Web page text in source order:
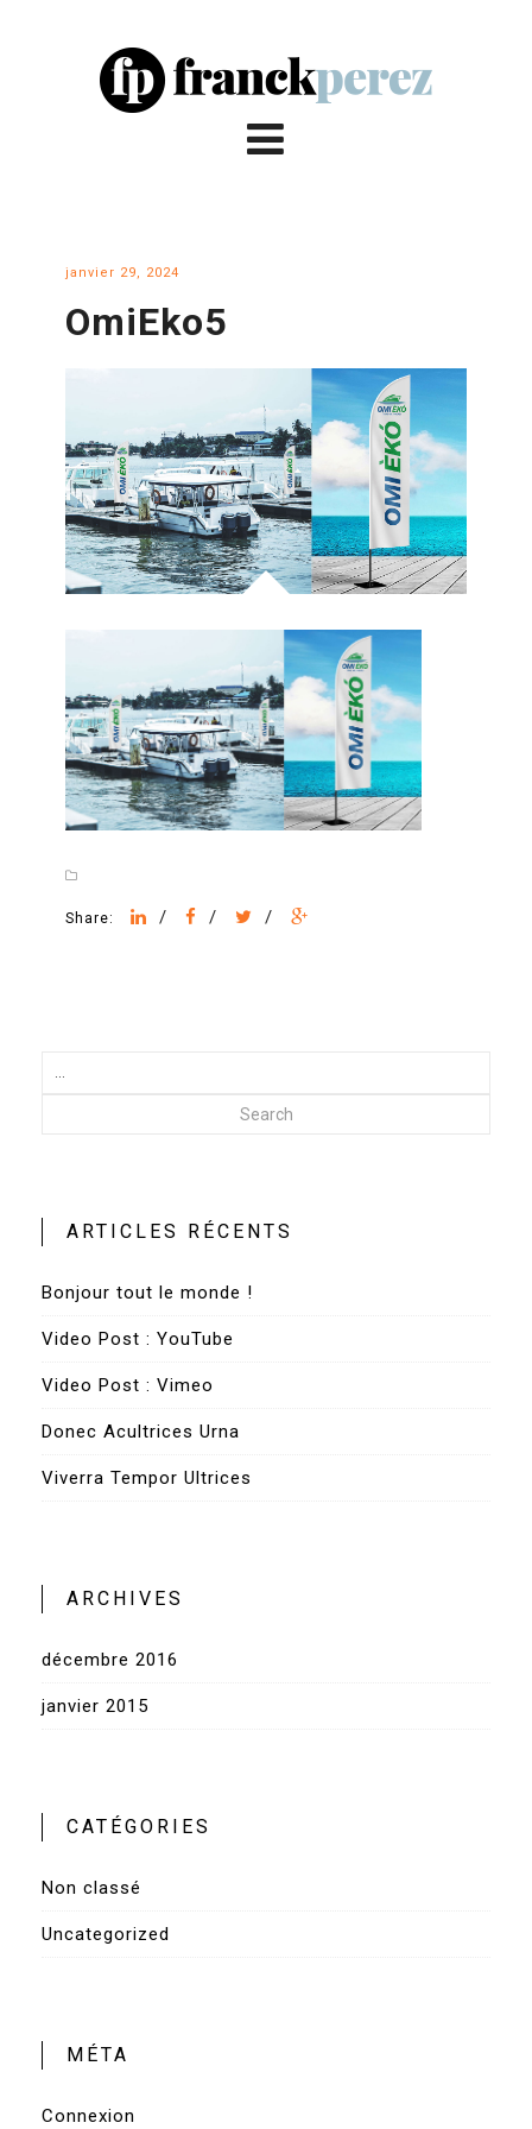
janvier 29, 2024
OmiEko5
Share: / / /
Search
ARTICLES RÉCENTS
Bonjour tout le monde !
Video Post : YouTube
Video Post : Vimeo
Donec Acultrices Urna
Viverra Tempor Ultrices
ARCHIVES
décembre 2016
janvier 2015
CATÉGORIES
Non classé
Uncategorized
MÉTA
Connexion